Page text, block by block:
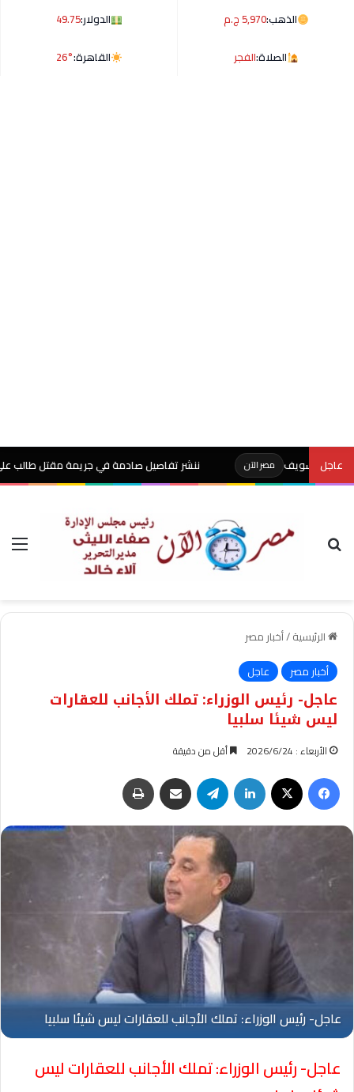
الذهب:5,970 ج.م الدولار:49.75
الصلاة:الفجر القاهرة:26°
عاجل مصر الآن ننشر تفاصيل صادمة في جريمة مقتل طالب على يد
بحث عن
الرئيسية/أخبار مصر
أخبار مصر
عاجل
عاجل- رئيس الوزراء: تملك الأجانب للعقارات
ليس شيئا سلبيا
الأربعاء : 2026/6/24 أقل من دقيقة
فيسبوك لينكدإن تيلقرام مشاركة عبر البريد
عاجل- رئيس الوزراء: تملك الأجانب للعقارات ليس